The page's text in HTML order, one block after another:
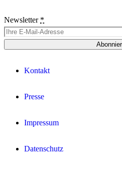
Newsletter *
Kontakt
Presse
Impressum
Datenschutz­